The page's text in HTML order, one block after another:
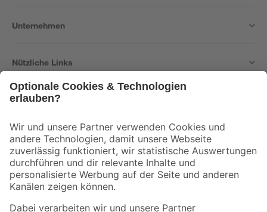
Unternehmen
Nützliche Links
Der toom Newsletter: Keine Angebote und Aktionen mehr verpassen!
Zur Newsletter Anmeldung
Folge uns